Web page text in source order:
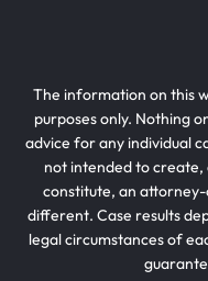
The information on this
purposes only. Nothing
advice for any individual
not intended to
constitute, an
different. Case results
legal circumstances of